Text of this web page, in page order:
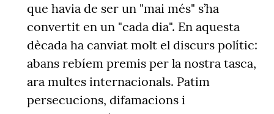
que havia de ser un "mai més" s’ha
convertit en un "cada dia". En aquesta
dècada ha canviat molt el discurs polític:
abans rebíem premis per la nostra tasca,
ara multes internacionals. Patim
persecucions, difamacions i